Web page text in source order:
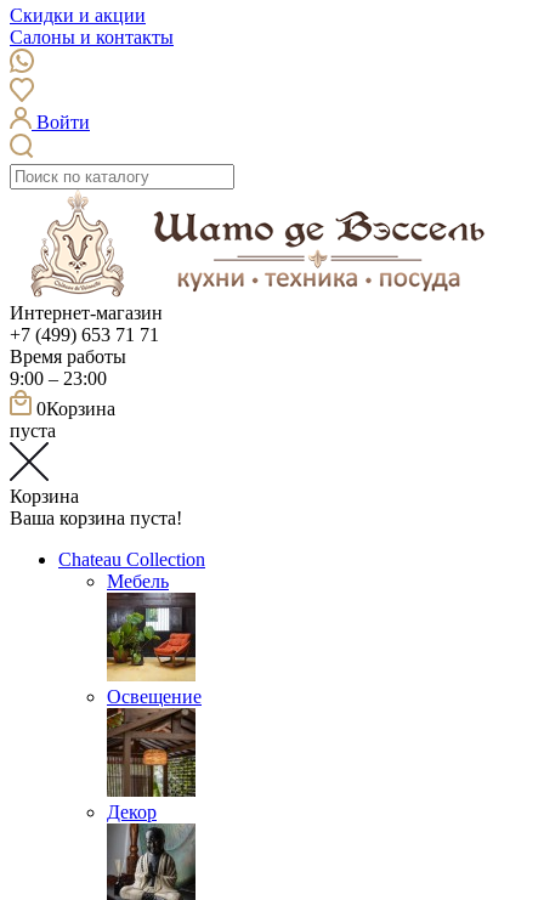
Скидки и акции
Салоны и контакты
Войти
Интернет-магазин
+7 (499) 653 71 71
Время работы
9:00 – 23:00
0Корзина
пуста
Корзина
Ваша корзина пуста!
Chateau Collection
Мебель
Освещение
Декор